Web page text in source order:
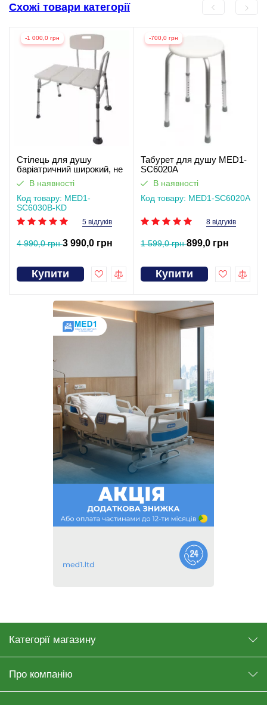
Схожі товари категорії
-1 000,0 грн
Стілець для душу
баріатричний широкий, не
слизький SC6030B-KD
В наявності
Код товару: MED1-
SC6030B-KD
5 відгуків
4 990,0 грн3 990,0 грн
Купити
-700,0 грн
Табурет для душу MED1-
SC6020A
В наявності
Код товару: MED1-SC6020A
8 відгуків
1 599,0 грн899,0 грн
Купити
Категорії магазину
Про компанію